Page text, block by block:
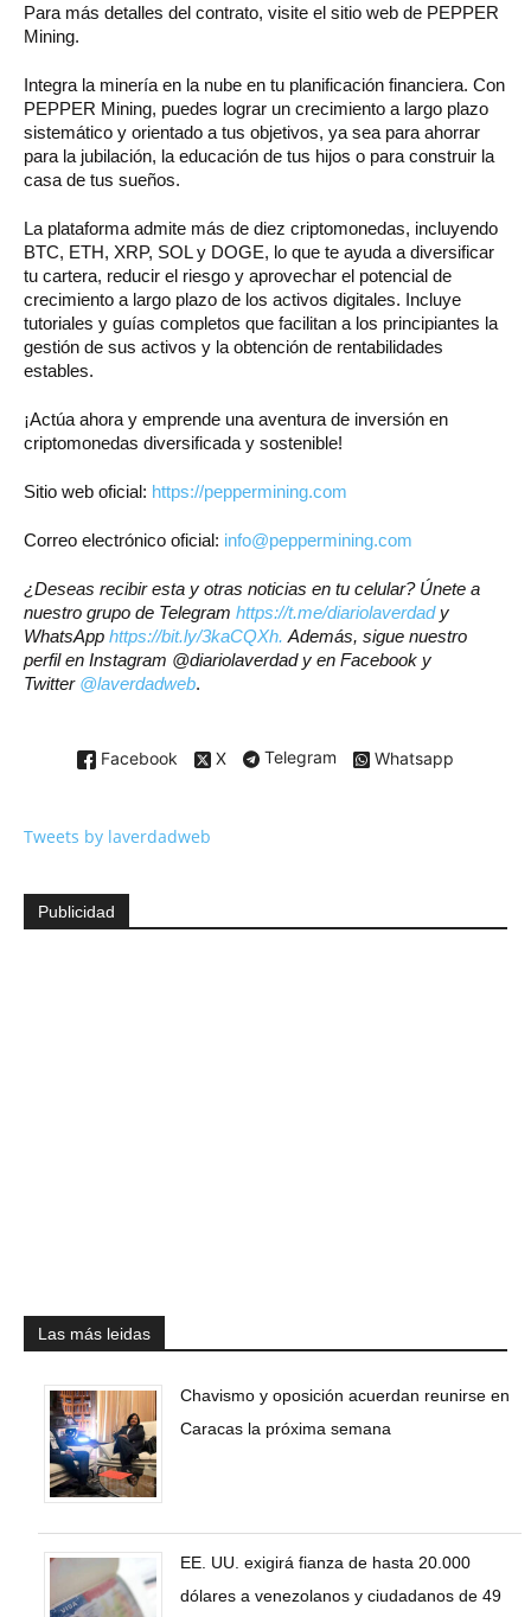
Para más detalles del contrato, visite el sitio web de PEPPER
Mining.
Integra la minería en la nube en tu planificación financiera. Con
PEPPER Mining, puedes lograr un crecimiento a largo plazo
sistemático y orientado a tus objetivos, ya sea para ahorrar
para la jubilación, la educación de tus hijos o para construir la
casa de tus sueños.
La plataforma admite más de diez criptomonedas, incluyendo
BTC, ETH, XRP, SOL y DOGE, lo que te ayuda a diversificar
tu cartera, reducir el riesgo y aprovechar el potencial de
crecimiento a largo plazo de los activos digitales. Incluye
tutoriales y guías completos que facilitan a los principiantes la
gestión de sus activos y la obtención de rentabilidades
estables.
¡Actúa ahora y emprende una aventura de inversión en
criptomonedas diversificada y sostenible!
Sitio web oficial: https://peppermining.com
Correo electrónico oficial: info@peppermining.com
¿Deseas recibir esta y otras noticias en tu celular? Únete a
nuestro grupo de Telegram https://t.me/diariolaverdady
WhatsApp https://bit.ly/3kaCQXh. Además, sigue nuestro
perfil en Instagram @diariolaverdad y en Facebook y
Twitter @laverdadweb.
Facebook X Telegram Whatsapp
Tweets by laverdadweb
Publicidad
Las más leidas
Chavismo y oposición acuerdan reunirse en
Caracas la próxima semana
EE. UU. exigirá fianza de hasta 20.000
dólares a venezolanos y ciudadanos de 49